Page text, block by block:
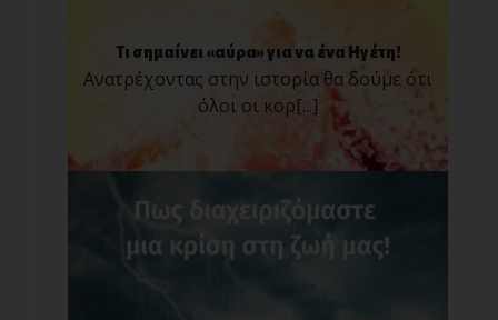
Τι σημαίνει «αύρα» για να ένα Ηγέτη!
Ανατρέχοντας στην ιστορία θα δούμε ότι
όλοι οι κορ[...]